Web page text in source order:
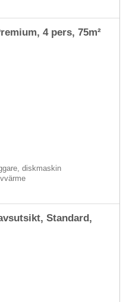
4 pers, 75m²
diskmaskin
Standard,